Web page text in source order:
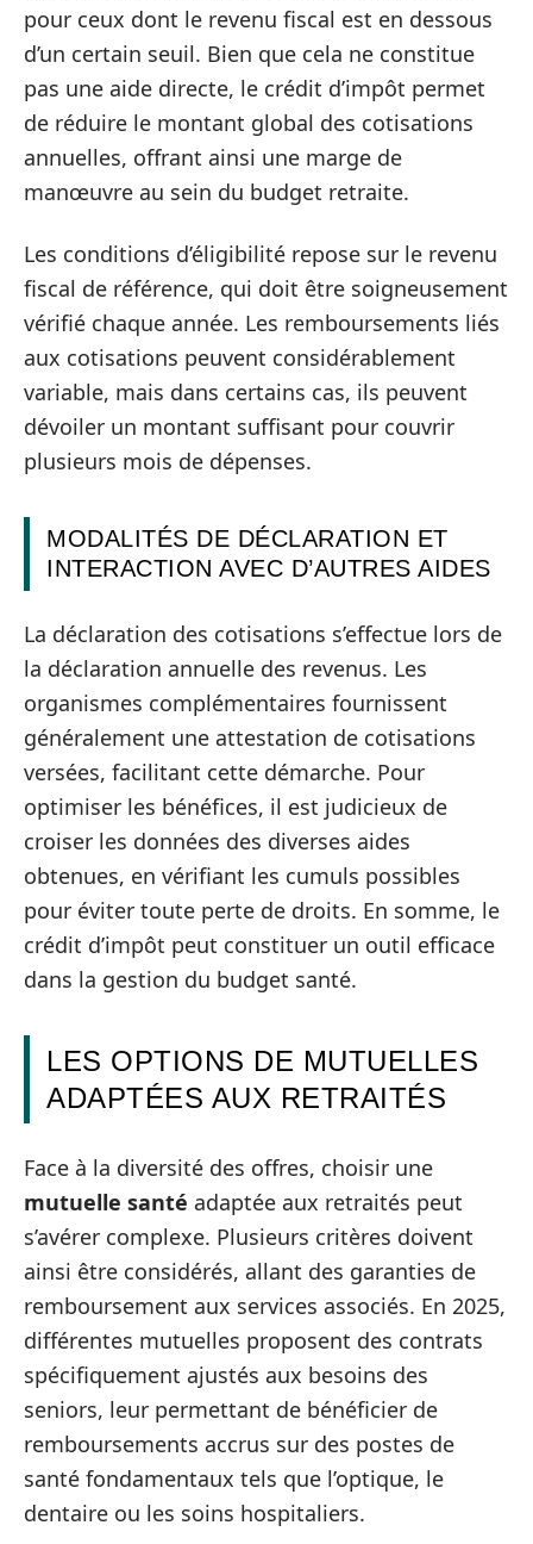
pour ceux dont le revenu fiscal est en dessous
d’un certain seuil. Bien que cela ne constitue
pas une aide directe, le crédit d’impôt permet
de réduire le montant global des cotisations
annuelles, offrant ainsi une marge de
manœuvre au sein du budget retraite.
Les conditions d’éligibilité repose sur le revenu
fiscal de référence, qui doit être soigneusement
vérifié chaque année. Les remboursements liés
aux cotisations peuvent considérablement
variable, mais dans certains cas, ils peuvent
dévoiler un montant suffisant pour couvrir
plusieurs mois de dépenses.
MODALITÉS DE DÉCLARATION ET
INTERACTION AVEC D’AUTRES AIDES
La déclaration des cotisations s’effectue lors de
la déclaration annuelle des revenus. Les
organismes complémentaires fournissent
généralement une attestation de cotisations
versées, facilitant cette démarche. Pour
optimiser les bénéfices, il est judicieux de
croiser les données des diverses aides
obtenues, en vérifiant les cumuls possibles
pour éviter toute perte de droits. En somme, le
crédit d’impôt peut constituer un outil efficace
dans la gestion du budget santé.
LES OPTIONS DE MUTUELLES
ADAPTÉES AUX RETRAITÉS
Face à la diversité des offres, choisir une
mutuelle santé adaptée aux retraités peut
s’avérer complexe. Plusieurs critères doivent
ainsi être considérés, allant des garanties de
remboursement aux services associés. En 2025,
différentes mutuelles proposent des contrats
spécifiquement ajustés aux besoins des
seniors, leur permettant de bénéficier de
remboursements accrus sur des postes de
santé fondamentaux tels que l’optique, le
dentaire ou les soins hospitaliers.